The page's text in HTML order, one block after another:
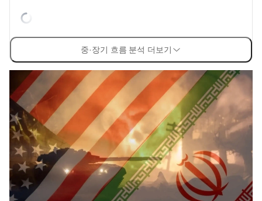
중·장기 흐름 분석 더보기